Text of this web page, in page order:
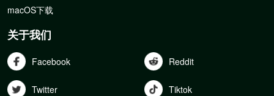
macOS下载
关于我们
Facebook Reddit
Twitter Tiktok